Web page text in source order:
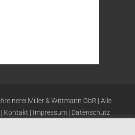
Miller & Wittmann GbR | Alle
Kontakt | Impressum | Datenschutz